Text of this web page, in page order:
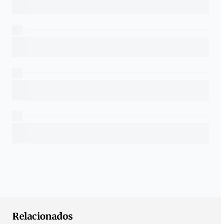
Relacionados